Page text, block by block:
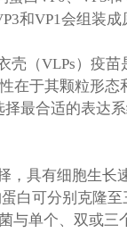
和VP1会组装
壳（VLPs）疫
在于其颗粒形
最合适的表达
，具有细胞生
白可分别克隆
与单个、双或